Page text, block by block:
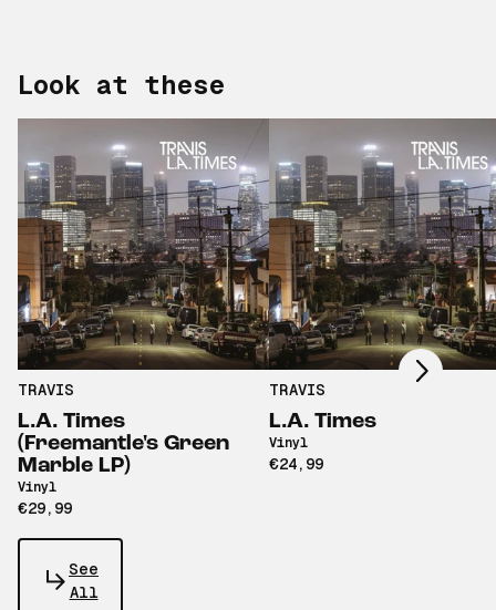
Look at these
TRAVIS
L.A. Times
(Freemantle's Green
Marble LP)
Vinyl
€29,99
TRAVIS
L.A. Times
Vinyl
€24,99
Scroll right
See
All